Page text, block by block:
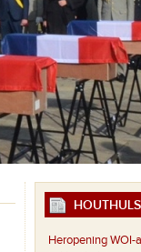
Heropening WOI-